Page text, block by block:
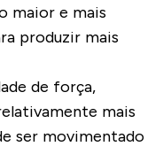
maior e mais
produzir mais
de força,
mais
ser movimentado